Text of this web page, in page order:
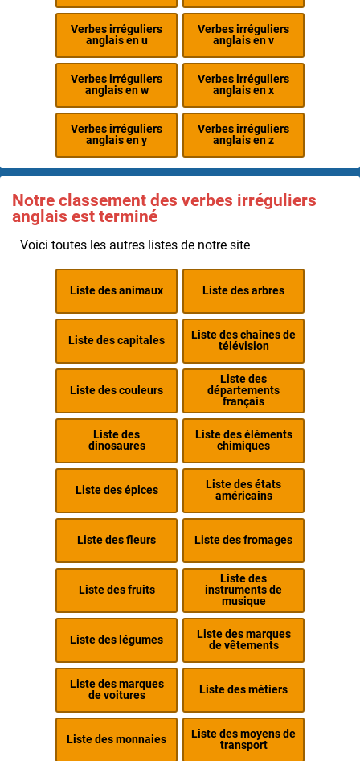
Verbes irréguliers
anglais en u
Verbes irréguliers
anglais en v
Verbes irréguliers
anglais en w
Verbes irréguliers
anglais en x
Verbes irréguliers
anglais en y
Verbes irréguliers
anglais en z
Notre classement des verbes irréguliers
anglais est terminé
Voici toutes les autres listes de notre site
Liste des animaux Liste des arbres
Liste des capitales
Liste des chaînes de
télévision
Liste des couleurs
Liste des
départements
français
Liste des
dinosaures
Liste des éléments
chimiques
Liste des épices
Liste des états
américains
Liste des fleurs Liste des fromages
Liste des fruits
Liste des
instruments de
musique
Liste des légumes
Liste des marques
de vêtements
Liste des marques
de voitures
Liste des métiers
Liste des monnaies
Liste des moyens de
transport